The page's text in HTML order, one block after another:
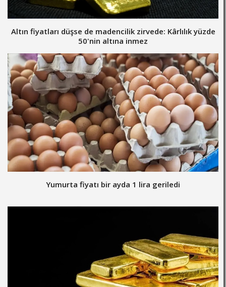
Altın fiyatları düşse de madencilik zirvede: Kârlılık yüzde
50'nin altına inmez
Yumurta fiyatı bir ayda 1 lira geriledi